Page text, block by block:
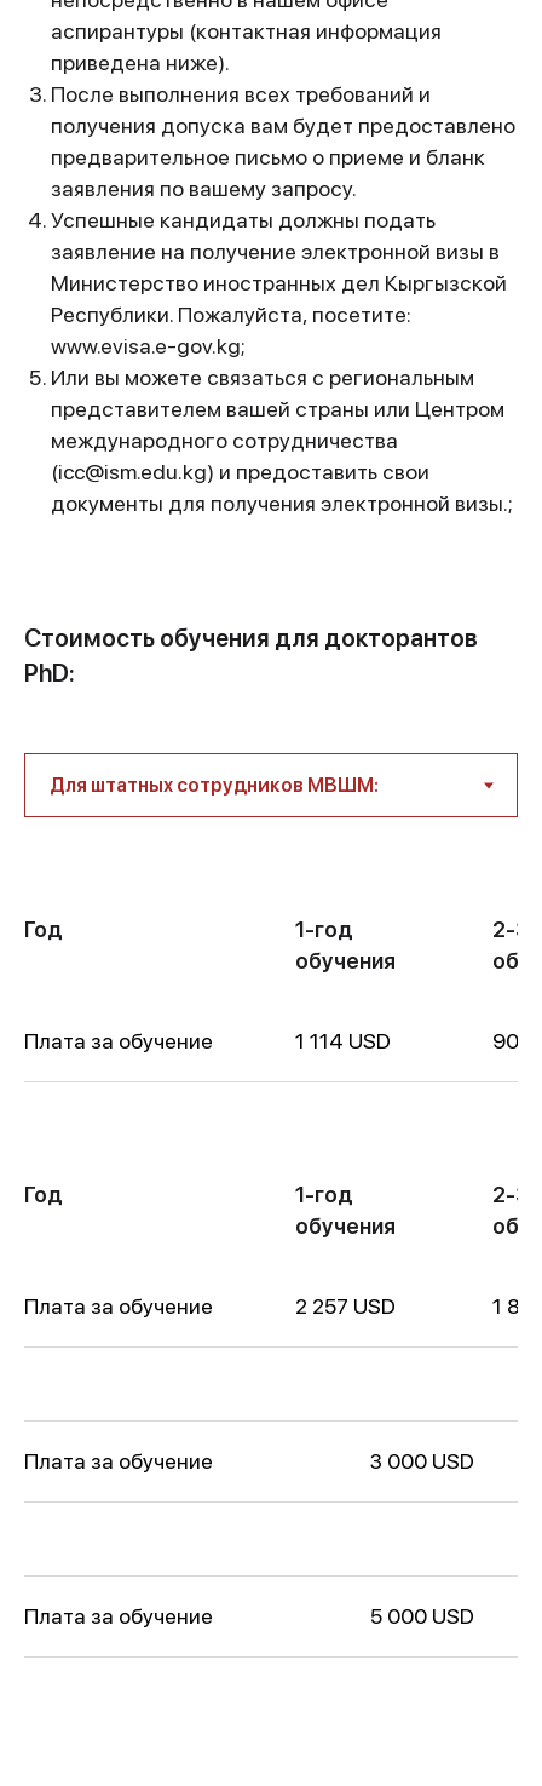
аспирантуры (контактная информация
приведена ниже).
После выполнения всех требований и
получения допуска вам будет предоставлено
предварительное письмо о приеме и бланк
заявления по вашему запросу.
Успешные кандидаты должны подать
заявление на получение электронной визы в
Министерство иностранных дел Кыргызской
Республики. Пожалуйста, посетите:
www.evisa.e-gov.kg;
Или вы можете связаться с региональным
представителем вашей страны или Центром
международного сотрудничества
(icc@ism.edu.kg) и предоставить свои
документы для получения электронной визы.;
Cтоимость обучения для докторантов
PhD:
Год
1-год
обучения
2-3
Плата за обучение 1 114 USD 900
Год
1-год
обучения
2-3
Плата за обучение 2 257 USD 1
Плата за обучение 3 000 USD
Плата за обучение 5 000 USD